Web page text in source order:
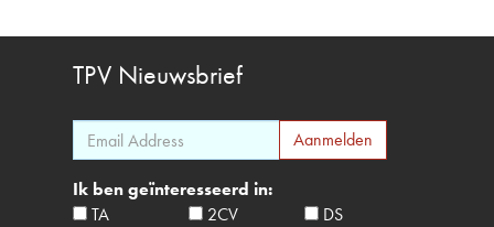
TPV Nieuwsbrief
Ik ben geïnteresseerd in:
TA
2CV
DS